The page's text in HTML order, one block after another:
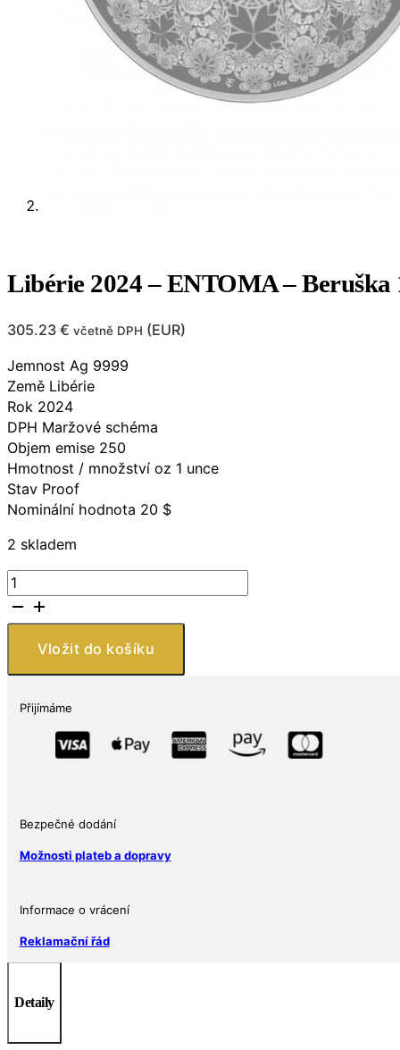
Libérie 2024 – ENTOMA –
305.23 € včetně DPH (EUR)
Jemnost Ag 9999
Země Libérie
Rok 2024
DPH Maržové schéma
Objem emise 250
Hmotnost / množství oz 1 unce
Stav Proof
Nominální hodnota 20 $
2 skladem
Libérie
2024
–
ENTOMA
Beruška
1oz
množství
Vložit do košíku
Přijímáme
Bezpečné dodání
Možnosti plateb a dopravy
Informace o vrácení
Reklamační řád
Detaily